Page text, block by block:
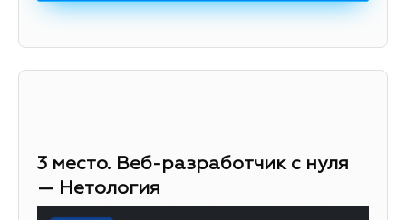
3 место. Веб-разработчик с нуля
— Нетология